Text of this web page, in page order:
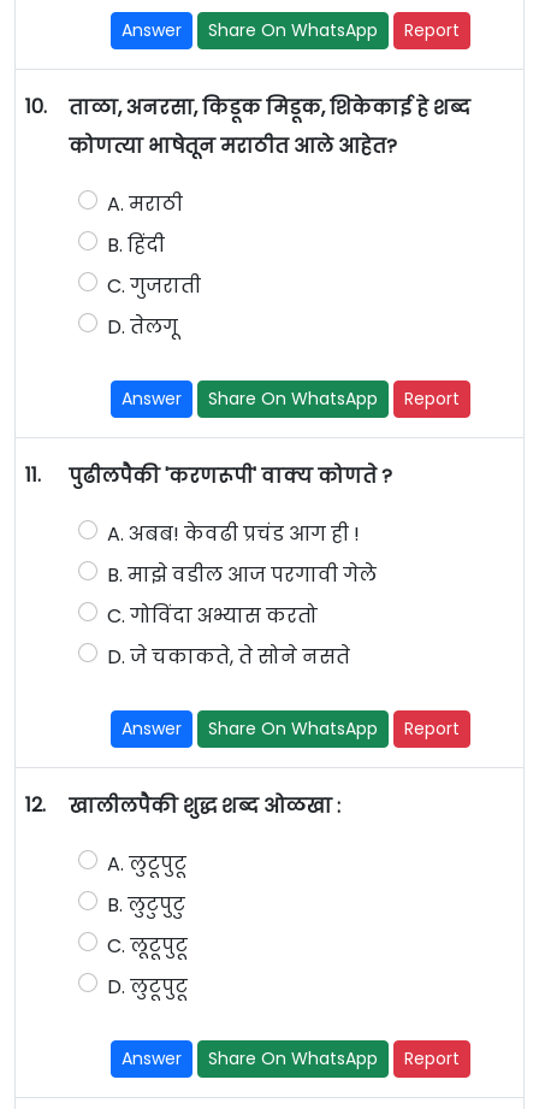
Answer Share On WhatsApp Report
10.
ताळा, अनरसा, किडूक मिडूक, शिकेकाई हे शब्द
कोणत्या भाषेतून मराठीत आले आहेत?
A. मराठी
B. हिंदी
C. गुजराती
D. तेलगू
Answer Share On WhatsApp Report
11. पुढीलपैकी 'करणरूपी' वाक्य कोणते ?
A. अबब! केवढी प्रचंड आग ही !
B. माझे वडील आज परगावी गेले
C. गोविंदा अभ्यास करतो
D. जे चकाकते, ते सोने नसते
Answer Share On WhatsApp Report
12. खालीलपैकी शुद्ध शब्द ओळखा :
A. लुटूपुटू
B. लुटुपुटु
C. लूटूपुटू
D. लुटूपुटू
Answer Share On WhatsApp Report